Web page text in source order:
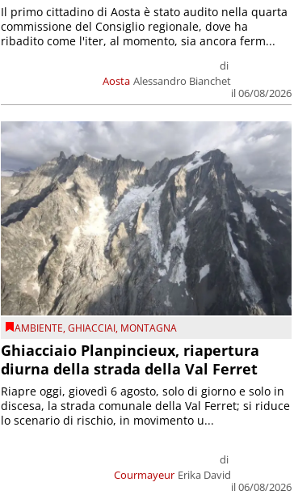
Aosta
di
Alessandro Bianchet
il 06/08/2026
Il primo cittadino di Aosta è stato audito nella quarta
commissione del Consiglio regionale, dove ha
ribadito come l'iter, al momento, sia ancora ferm...
AMBIENTE,GHIACCIAI, MONTAGNA
Ghiacciaio Planpincieux, riapertura
diurna della strada della Val Ferret
Courmayeur
di
Erika David
il 06/08/2026
Riapre oggi, giovedì 6 agosto, solo di giorno e solo in
discesa, la strada comunale della Val Ferret; si riduce
lo scenario di rischio, in movimento u...